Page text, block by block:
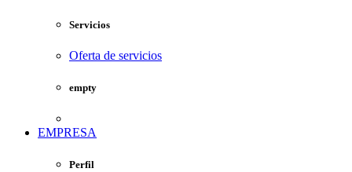
Servicios
Oferta de servicios
empty
EMPRESA
Perfil